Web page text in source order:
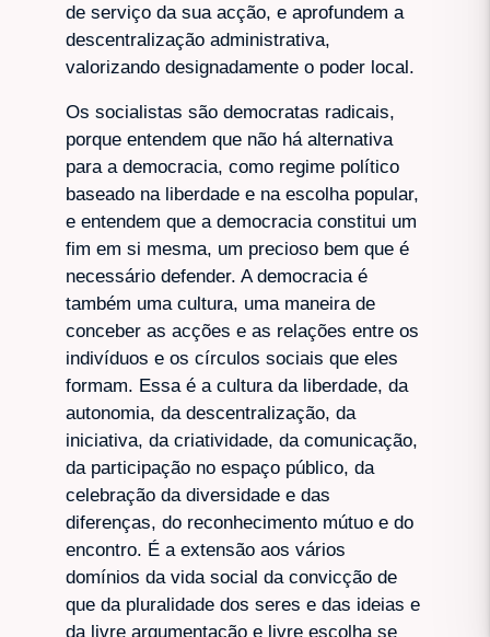
de serviço da sua acção, e aprofundem a
descentralização administrativa,
valorizando designadamente o poder local.
Os socialistas são democratas radicais,
porque entendem que não há alternativa
para a democracia, como regime político
baseado na liberdade e na escolha popular,
e entendem que a democracia constitui um
fim em si mesma, um precioso bem que é
necessário defender. A democracia é
também uma cultura, uma maneira de
conceber as acções e as relações entre os
indivíduos e os círculos sociais que eles
formam. Essa é a cultura da liberdade, da
autonomia, da descentralização, da
iniciativa, da criatividade, da comunicação,
da participação no espaço público, da
celebração da diversidade e das
diferenças, do reconhecimento mútuo e do
encontro. É a extensão aos vários
domínios da vida social da convicção de
que da pluralidade dos seres e das ideias e
da livre argumentação e livre escolha se